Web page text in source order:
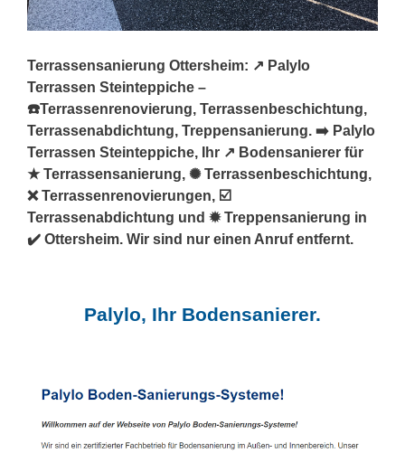
Terrassensanierung Ottersheim: ↗️ Palylo
Terrassen Steinteppiche –
☎️Terrassenrenovierung, Terrassenbeschichtung,
Terrassenabdichtung, Treppensanierung. ➡️ Palylo
Terrassen Steinteppiche, Ihr ↗️ Bodensanierer für
★ Terrassensanierung, ✺ Terrassenbeschichtung,
❌ Terrassenrenovierungen, ☑️
Terrassenabdichtung und ✹ Treppensanierung in
✔️ Ottersheim. Wir sind nur einen Anruf entfernt.
Palylo, Ihr Bodensanierer.